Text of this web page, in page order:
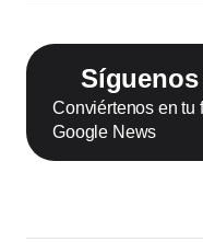
Conviértenos en tu
Google News